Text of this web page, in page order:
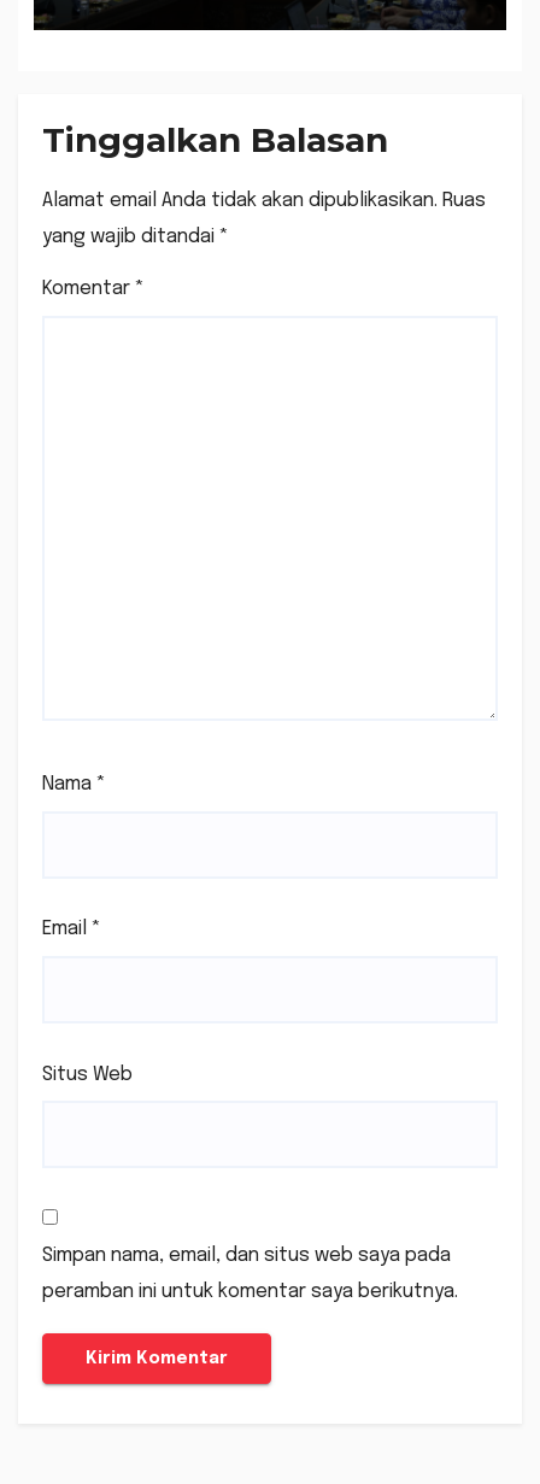
Tinggalkan Balasan
Alamat email Anda tidak akan dipublikasikan. Ruas
yang wajib ditandai *
Komentar *
Nama *
Email *
Situs Web
Simpan nama, email, dan situs web saya pada
peramban ini untuk komentar saya berikutnya.